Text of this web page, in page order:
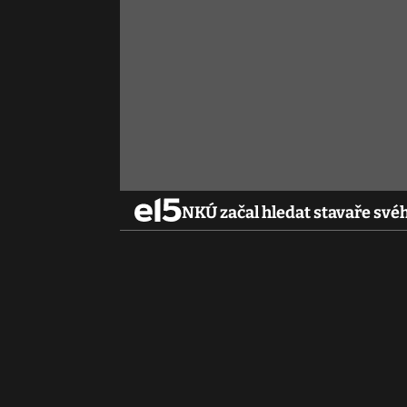
NKÚ začal hledat stavaře